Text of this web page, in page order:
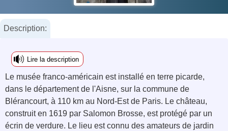
Description:
Lire la description
Le musée franco-américain est installé en terre picarde,
dans le département de l'Aisne, sur la commune de
Blérancourt, à 110 km au Nord-Est de Paris. Le château,
construit en 1619 par Salomon Brosse, est protégé par un
écrin de verdure. Le lieu est connu des amateurs de jardin